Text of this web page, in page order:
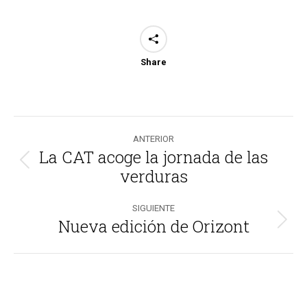
Share
Navegación
entre
publicaciones
ANTERIOR
Publicación
anterior:
La CAT acoge la jornada de las
verduras
SIGUIENTE
Publicación
Nueva edición de Orizont